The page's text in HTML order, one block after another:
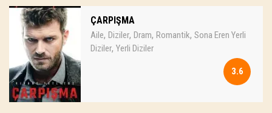
ÇARPIŞMA
Aile, Diziler, Dram, Romantik, Sona Eren Yerli
Diziler, Yerli Diziler
3.6